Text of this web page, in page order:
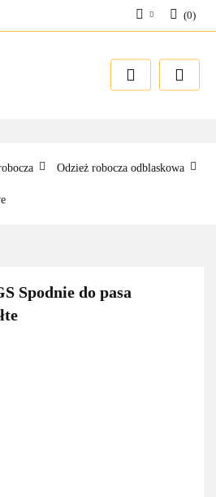
Zarejestruj się
(0)
Odzież robocza odblaskowa
Spodnie do pasa